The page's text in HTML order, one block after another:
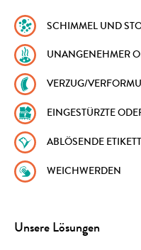
SCHIMMEL UND
UNANGENEHMER
VERZUG/
EINGESTÜRZTE
ABLÖSENDE
WEICHWERDEN
Unsere Lösungen